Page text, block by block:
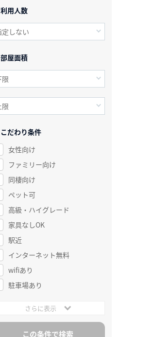
利用人数
部屋面積
こだわり条件
女性向け
ファミリー向け
同棲向け
ペット可
高級・ハイグレード
家具なしOK
駅近
インターネット無料
wifiあり
駐車場あり
さらに表示